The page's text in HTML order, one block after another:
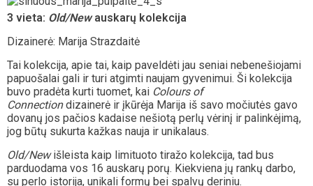
3 vieta: Old/Newauskarų kolekcija
Dizainerė: Marija Strazdaitė
Tai kolekcija, apie tai, kaip paveldėti jau seniai nebenešiojami
papuošalai gali ir turi atgimti naujam gyvenimui. Ši kolekcija
buvo pradėta kurti tuomet, kai Colours of
Connectiondizainerė ir įkūrėja Marija iš savo močiutės gavo
dovanų jos pačios kadaise nešiotą perlų vėrinį ir palinkėjimą,
jog būtų sukurta kažkas nauja ir unikalaus.
Old/Newišleista kaip limituoto tiražo kolekcija, tad bus
parduodama vos 16 auskarų porų. Kiekviena jų rankų darbo,
su perlo istorija, unikali formų bei spalvų deriniu.